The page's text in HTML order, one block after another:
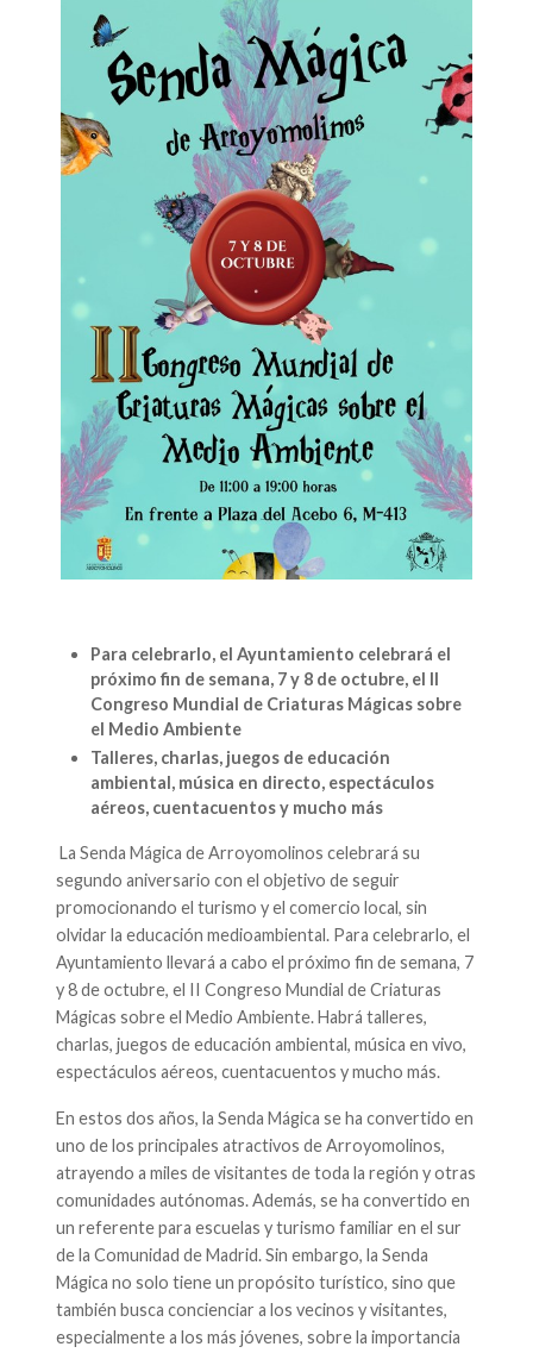
Para celebrarlo, el Ayuntamiento celebrará el
próximo fin de semana, 7 y 8 de octubre, el II
Congreso Mundial de Criaturas Mágicas sobre
el Medio Ambiente
Talleres, charlas, juegos de educación
ambiental, música en directo, espectáculos
aéreos, cuentacuentos y mucho más
La Senda Mágica de Arroyomolinos celebrará su
segundo aniversario con el objetivo de seguir
promocionando el turismo y el comercio local, sin
olvidar la educación medioambiental. Para celebrarlo, el
Ayuntamiento llevará a cabo el próximo fin de semana, 7
y 8 de octubre, el II Congreso Mundial de Criaturas
Mágicas sobre el Medio Ambiente. Habrá talleres,
charlas, juegos de educación ambiental, música en vivo,
espectáculos aéreos, cuentacuentos y mucho más.
En estos dos años, la Senda Mágica se ha convertido en
uno de los principales atractivos de Arroyomolinos,
atrayendo a miles de visitantes de toda la región y otras
comunidades autónomas. Además, se ha convertido en
un referente para escuelas y turismo familiar en el sur
de la Comunidad de Madrid. Sin embargo, la Senda
Mágica no solo tiene un propósito turístico, sino que
también busca concienciar a los vecinos y visitantes,
especialmente a los más jóvenes, sobre la importancia